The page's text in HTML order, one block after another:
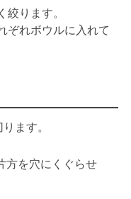
ります。
ぞれボウルに入れて
ます。
方を穴にくぐらせ